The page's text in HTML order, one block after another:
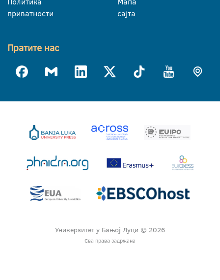
приватности
сајта
Пратите нас
Универзитет у Бањој Луци © 2026
Сва права задржана